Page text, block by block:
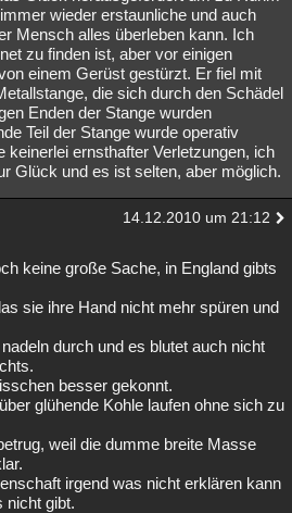
wieder erstaunliche und auch
Mensch alles überleben kann. Ich
zu finden ist, aber vor einigen
einem Gerüst gestürzt. Er fiel mit
die sich durch den Schädel
Enden der Stange wurden
Teil der Stange wurde operativ
keinerlei ernsthafter Verletzungen, ich
Glück und es ist selten, aber möglich.
14.12.2010 um 21:12
keine große Sache, in England gibts
sie ihre Hand nicht mehr spüren und
durch und es blutet auch nicht
besser gekonnt.
glühende Kohle laufen ohne sich zu
weil die dumme breite Masse
irgend was nicht erklären kann
nicht gibt.